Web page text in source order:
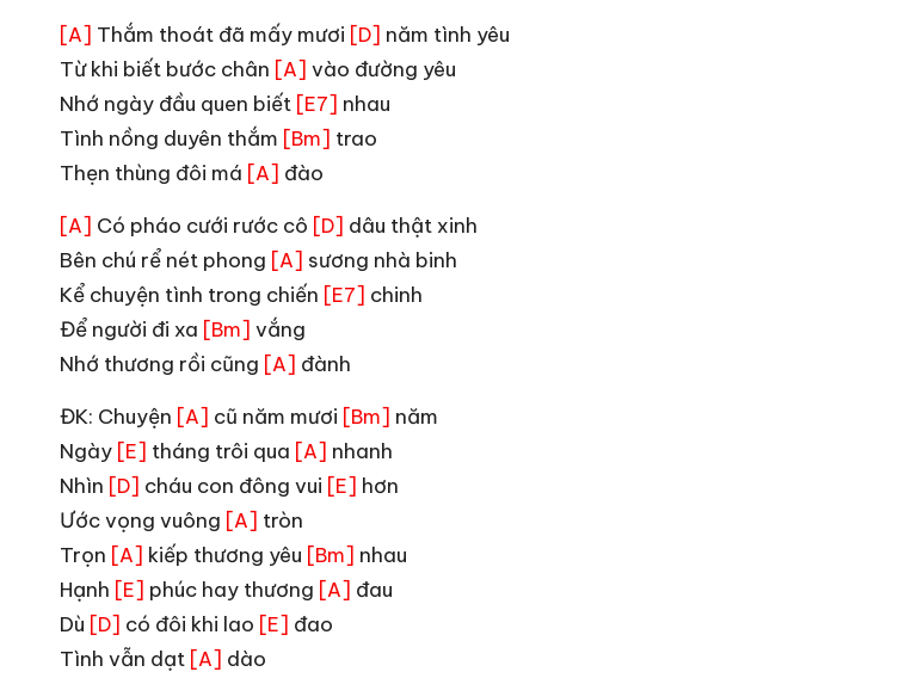
[A] Thắm thoát đã mấy mươi [D] năm tình yêu
Từ khi biết bước chân [A] vào đường yêu
Nhớ ngày đầu quen biết [E7] nhau
Tình nồng duyên thắm [Bm] trao
Thẹn thùng đôi má [A] đào
[A] Có pháo cưới rước cô [D] dâu thật xinh
Bên chú rể nét phong [A] sương nhà binh
Kể chuyện tình trong chiến [E7] chinh
Để người đi xa [Bm] vắng
Nhớ thương rồi cũng [A] đành
ĐK: Chuyện [A] cũ năm mươi [Bm] năm
Ngày [E] tháng trôi qua [A] nhanh
Nhìn [D] cháu con đông vui [E] hơn
Ước vọng vuông [A] tròn
Trọn [A] kiếp thương yêu [Bm] nhau
Hạnh [E] phúc hay thương [A] đau
Dù [D] có đôi khi lao [E] đao
Tình vẫn dạt [A] dào